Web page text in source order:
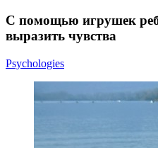
С помощью игрушек
выразить чувства
Psychologies